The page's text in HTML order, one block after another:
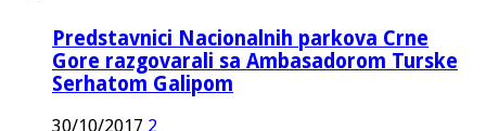
Predstavnici Nacionalnih parkova Crne
Gore razgovarali sa Ambasadorom Turske
Serhatom Galipom
30/10/2017 2